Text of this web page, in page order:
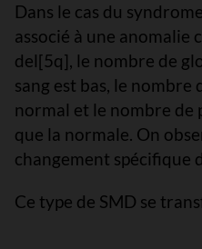
Dans le cas du
associé à une anomalie
del[5q], le nombre de
sang est bas, le nombre
normal et le nombre de
que la normale. On
changement spécifique
Ce type de SMD se